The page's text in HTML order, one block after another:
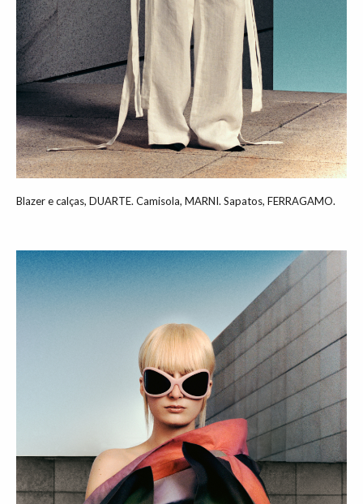
Blazer e calças, DUARTE. Camisola, MARNI. Sapatos, FERRAGAMO.